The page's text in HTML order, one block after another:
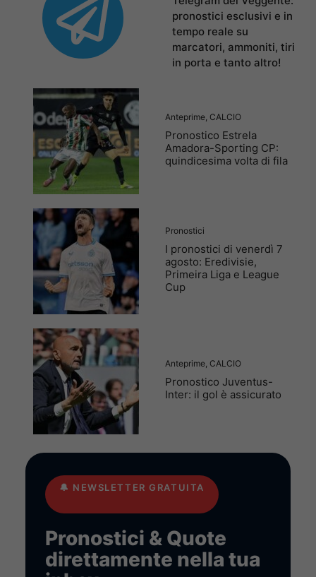
pronostici esclusivi e in
tempo reale su
marcatori, ammoniti, tiri
in porta e tanto altro!
Anteprime, CALCIO
Pronostico Estrela
Amadora-Sporting CP:
quindicesima volta di fila
Pronostici
I pronostici di venerdì 7
agosto: Eredivisie,
Primeira Liga e League
Cup
Anteprime, CALCIO
Pronostico Juventus-
Inter: il gol è assicurato
🔔 NEWSLETTER GRATUITA
Pronostici & Quote
direttamente nella tua